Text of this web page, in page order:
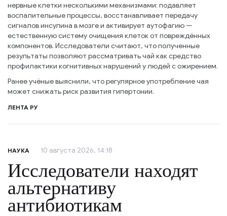
нервные клетки несколькими механизмами: подавляет
воспалительные процессы, восстанавливает передачу
сигналов инсулина в мозге и активирует аутофагию —
естественную систему очищения клеток от повреждённых
компонентов. Исследователи считают, что полученные
результаты позволяют рассматривать чай как средство
профилактики когнитивных нарушений у людей с ожирением.
Ранее учёные выяснили, что регулярное употребление чая
может снижать риск развития гипертонии.
ЛЕНТА РУ
НАУКА 10 августа 2026, 14:18
Исследователи находят
альтернативу
антибиотикам